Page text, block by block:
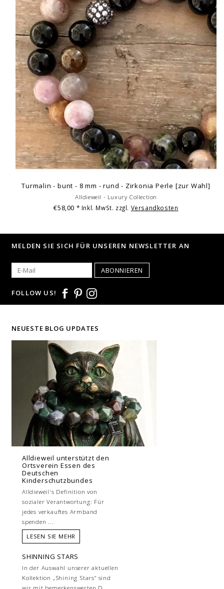
Turmalin - bunt - 8 mm - rund - Zirkonia Perle [zur Wahl]
Alldieweil - Luxury Collection
€58,00 * Inkl. MwSt. zzgl. Versandkosten
MELDEN SIE SICH FÜR UNSEREN NEWSLETTER AN
ABONNIEREN
FOLLOW US!
NEUESTE BLOG UPDATES
Alldieweil unterstützt den
Ortsverein Essen des
Deutschen
Kinderschutzbundes
Alldieweil's Definition von
sozialer Verantwortung: Für
jedes verkauftes Armband
spenden ...
LESEN SIE MEHR
SHINNING STARS
In der Auswahl unserer aktuellen
Kollektion „Shining Stars“ sind